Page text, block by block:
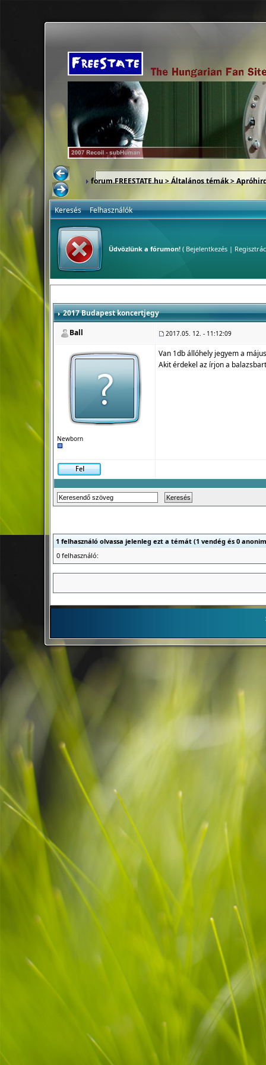
forum.FREESTATE.hu>Általános témák>
Keresés Felhasználók
Üdvözlünk a fórumon!( Bejelentkezés|
2017 Budapest koncertjegy
Ball
2017.05. 12. - 11:12:09
Newborn
Van 1db állóhely jegyem a
Akit érdekel az írjon a
1 felhasználó olvassa jelenleg ezt a témát (1 vendég és 0
0 felhasználó: